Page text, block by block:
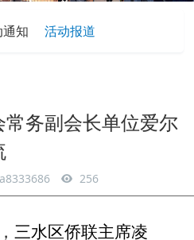
知 活动报道
务副会长单位爱尔
256
三水区侨联主席凌